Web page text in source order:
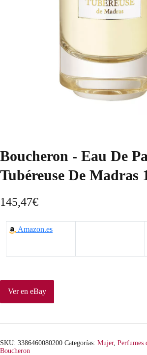
Boucheron - Eau De
Tubéreuse De Madras
145,47€
Amazon.es
Ver en eBay
SKU: 3386460080200 Categorías: Mujer, Perfumes
Boucheron